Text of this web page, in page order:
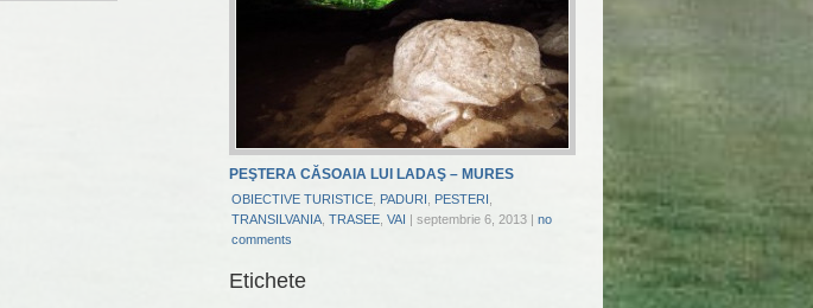
PEŞTERA CĂSOAIA LUI LADAŞ – MURES
OBIECTIVE TURISTICE PADURI PESTERI
TRANSILVANIA TRASEE VAI | septembrie 6, 2013 | no
comments
Etichete